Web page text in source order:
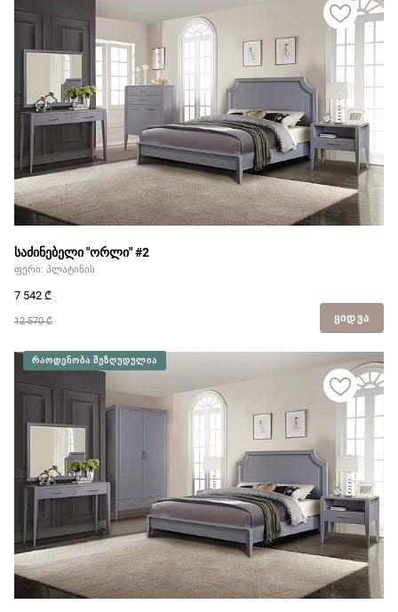
საძინებელი "ორლი" #2
ფერი: პლატინის
12 570 ₾
7 542 ₾
ᲧᲘᲓᲕᲐ
ᲠᲐᲝᲓᲔᲜᲝᲑᲐ ᲨᲔᲖᲦᲣᲓᲣᲚᲘᲐ